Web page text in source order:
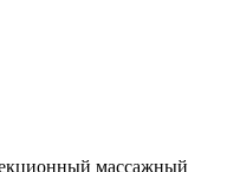
массажный